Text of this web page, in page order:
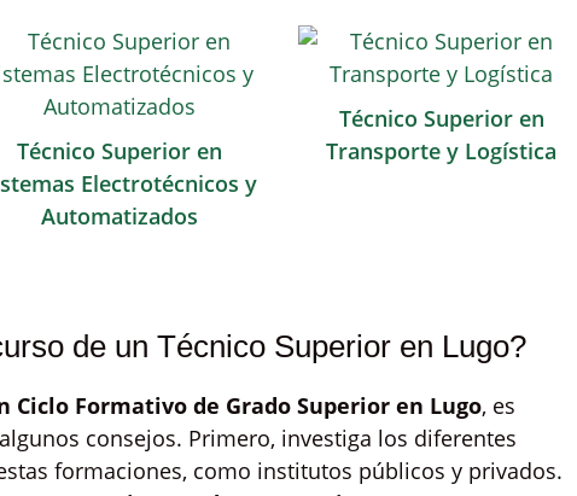
Técnico Superior en
Electrotécnicos y
Automatizados
Técnico Superior en
Transporte y Logística
de un Técnico Superior en Lugo?
Ciclo Formativo de Grado Superior en Lugo, es
consejos. Primero, investiga los diferentes
formaciones, como institutos públicos y privados.